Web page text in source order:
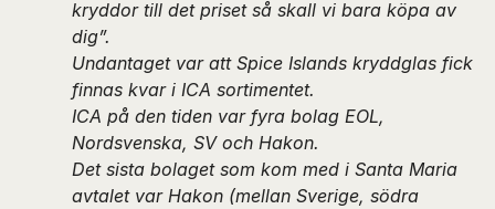
kryddor till det priset så skall vi bara köpa av
dig”.
Undantaget var att Spice Islands kryddglas fick
finnas kvar i ICA sortimentet.
ICA på den tiden var fyra bolag EOL,
Nordsvenska, SV och Hakon.
Det sista bolaget som kom med i Santa Maria
avtalet var Hakon (mellan Sverige, södra